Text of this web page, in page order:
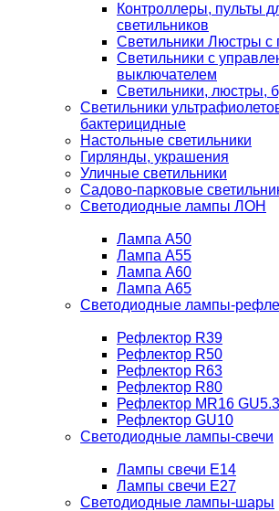
Контроллеры, пульты
светильников
Светильники Люстры с
Светильники с
выключателем
Светильники, люстры,
Светильники
бактерицидные
Настольные светильники
Гирлянды, украшения
Уличные светильники
Садово-парковые
Светодиодные лампы ЛОН
Лампа A50
Лампа A55
Лампа A60
Лампа A65
Светодиодные лампы-
Рефлектор R39
Рефлектор R50
Рефлектор R63
Рефлектор R80
Рефлектор MR16 GU5.3
Рефлектор GU10
Светодиодные лампы-свечи
Лампы свечи Е14
Лампы свечи Е27
Светодиодные лампы-шары